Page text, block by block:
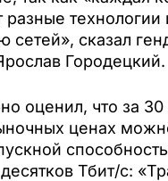
разные
сетей», сказал
Городецкий.
оценил, что за
ценах
Тбит/с: